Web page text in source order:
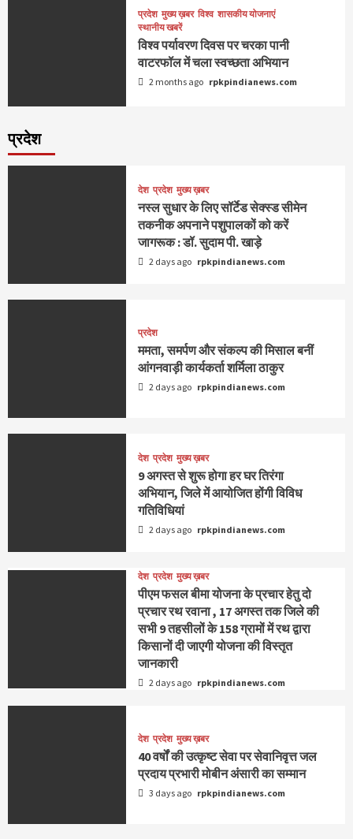
प्रदेश मुख्य ख़बर विश्व शासकीय योजनाएं
स्थानीय खबरें
विश्व पर्यावरण दिवस पर चरका पानी
वाटरफॉल में चला स्वच्छता अभियान
2 months ago rpkpindianews.com
प्रदेश
देश प्रदेश मुख्य ख़बर
नस्ल सुधार के लिए सॉर्टेड सेक्स्ड सीमेन
तकनीक अपनाने पशुपालकों को करें
जागरूक : डॉ. सुदाम पी. खाड़े
2 days ago rpkpindianews.com
प्रदेश
ममता, समर्पण और संकल्प की मिसाल बनीं
आंगनवाड़ी कार्यकर्ता शर्मिला ठाकुर
2 days ago rpkpindianews.com
देश प्रदेश मुख्य ख़बर
9 अगस्‍त से शुरू होगा हर घर तिरंगा
अभियान, जिले में आयोजित होंगी विविध
गतिविधियां
2 days ago rpkpindianews.com
देश प्रदेश मुख्य ख़बर
पीएम फसल बीमा योजना के प्रचार हेतु दो
प्रचार रथ रवाना , 17 अगस्त तक जिले की
सभी 9 तहसीलों के 158 ग्रामों में रथ द्वारा
किसानों दी जाएगी योजना की विस्तृत
जानकारी
2 days ago rpkpindianews.com
देश प्रदेश मुख्य ख़बर
40 वर्षों की उत्कृष्ट सेवा पर सेवानिवृत्त जल
प्रदाय प्रभारी मोबीन अंसारी का सम्मान
3 days ago rpkpindianews.com